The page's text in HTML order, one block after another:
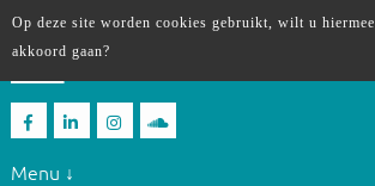
Menu ↓
Op deze site worden cookies gebruikt, wilt u hiermee
akkoord gaan?